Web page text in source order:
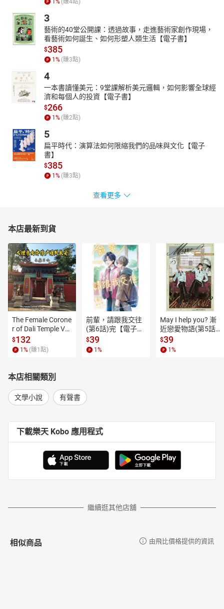
3
藝術的40堂公開課：透過故事，走進藝術家創作現場，
看藝術如何誕生、如何形塑人類生活【電子書】
$385
1% (賺3點)
4
一本書讀懂美元：9堂課解析美元邏輯，如何影響全球經
濟和每個人的投資【電子書】
$266
1% (賺2點)
5
扁平時代：演算法如何限縮我們的品味與文化【電子
書】
$385
1% (賺3點)
查看更多
本店最新到貨
The Female Corone
r of Dali Temple Vo
l.6【有聲書】
$132
1 % (賺1 點)
前輩，請跟我交往
(第6話)完【電子
書】
$39
1 %
May I help you? 漸
近戀愛物語(第5話)
【電子書】
$39
1 %
本店相關類別
文學小說 有聲書
下載樂天 Kobo 應用程式
繼續逛其他店舖
相似商品 由飛比價格提供的資訊